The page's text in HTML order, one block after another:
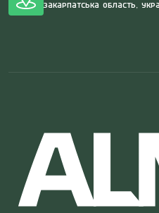
Закарпатська область,